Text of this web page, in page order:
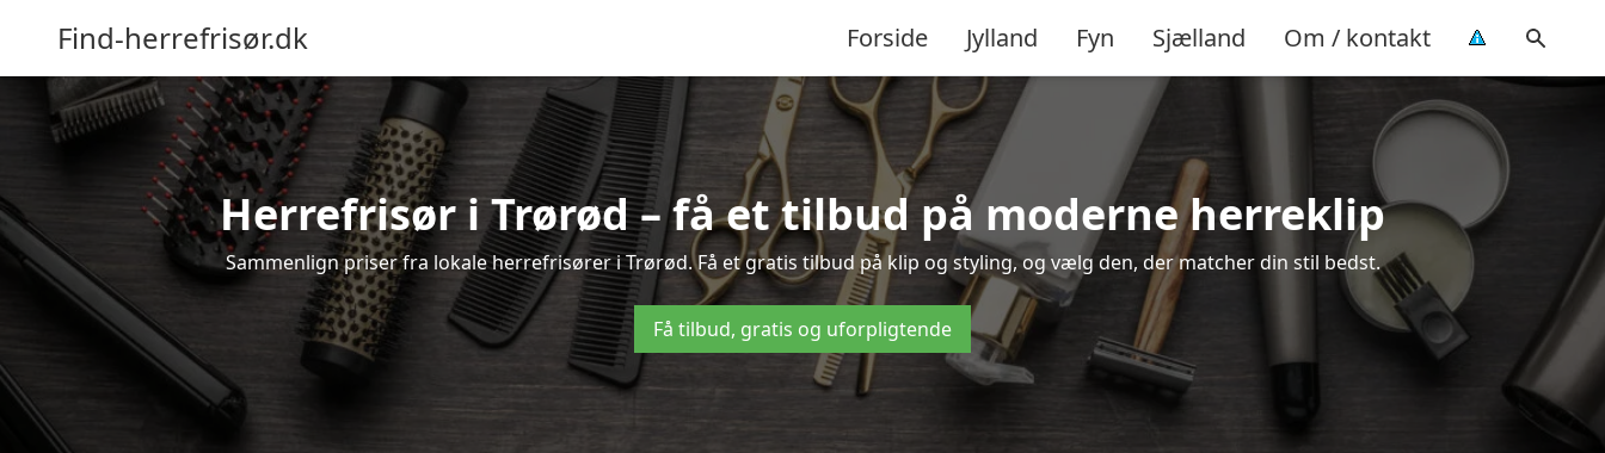
Find-herrefrisør.dk Forside Jylland Fyn Sjælland Om / kontakt
Herrefrisør i Trørød – få et tilbud på moderne herreklip
Sammenlign priser fra lokale herrefrisører i Trørød. Få et gratis tilbud på klip og styling, og vælg den, der matcher din stil bedst.
Få tilbud, gratis og uforpligtende